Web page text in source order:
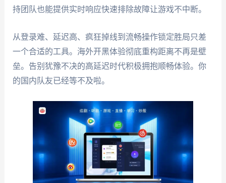
持团队也能提供实时响应快速排除故障让游戏不中断。
从登录难、延迟高、疯狂掉线到流畅操作锁定胜局只差
一个合适的工具。海外开黑体验彻底重构距离不再是壁
垒。告别犹豫不决的高延迟时代积极拥抱顺畅体验。你
的国内队友已经等不及啦。